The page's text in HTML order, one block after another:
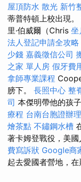
屋頂防水 散光 新竹
蒂普特頓上校出現
里·伯威爾（Chris 坐
法人登記申請全攻略
少錢 嘉義徵信公司
之家 單人房 假牙費
拿師專業課程
膀下。 長照中心 整
司 本傑明帶他的孩
療程 台南台胞證辦
燴茶點 不鏽鋼水槽
著卡姆登戰役，美國
費寫訴狀 Google商
起去愛國者營地，在